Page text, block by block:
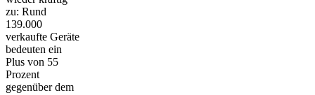
zu: Rund
139.000
verkaufte Geräte
bedeuten ein
Plus von 55
Prozent
gegenüber dem